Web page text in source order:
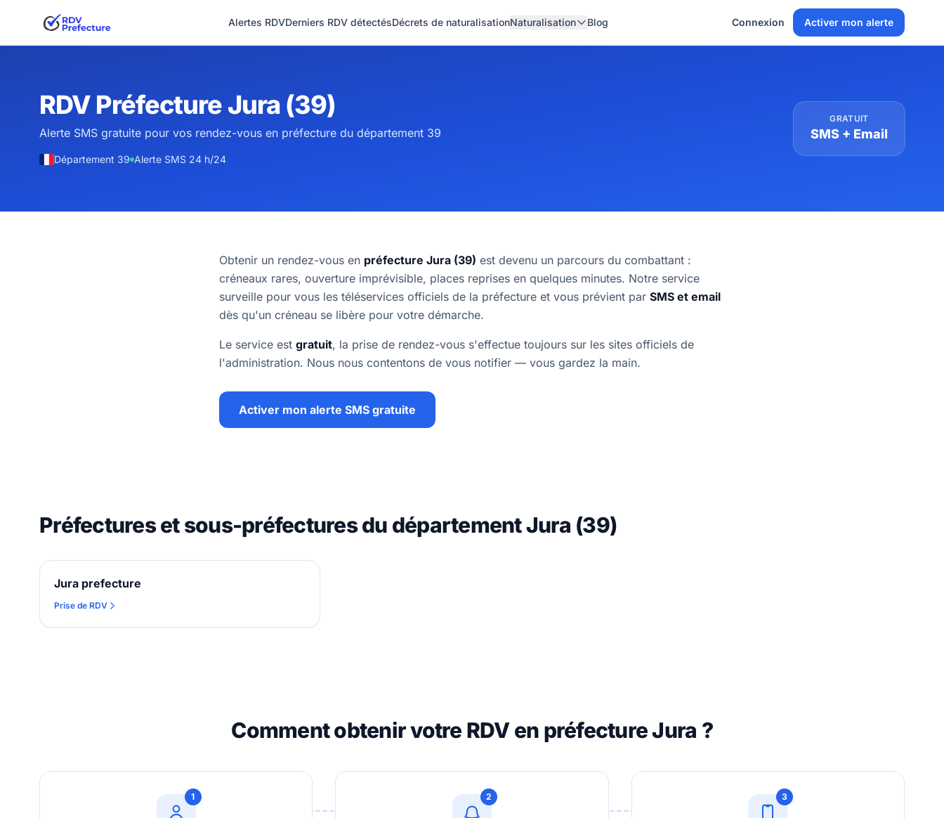
Alertes RDVDerniers RDV détectésDécrets de naturalisationNaturalisation Blog Connexion Activer mon alerte
RDV Préfecture Jura (39)
Alerte SMS gratuite pour vos rendez-vous en préfecture du département 39
Département 39 Alerte SMS 24 h/24
GRATUIT
SMS + Email
Obtenir un rendez-vous en préfecture Jura (39) est devenu un parcours du combattant :
créneaux rares, ouverture imprévisible, places reprises en quelques minutes. Notre service
surveille pour vous les téléservices officiels de la préfecture et vous prévient par SMS et email
dès qu'un créneau se libère pour votre démarche.
Le service est gratuit, la prise de rendez-vous s'effectue toujours sur les sites officiels de
l'administration. Nous nous contentons de vous notifier — vous gardez la main.
Activer mon alerte SMS gratuite
Préfectures et sous-préfectures du département Jura (39)
Jura prefecture
Prise de RDV
Comment obtenir votre RDV en préfecture Jura ?
1 2 3